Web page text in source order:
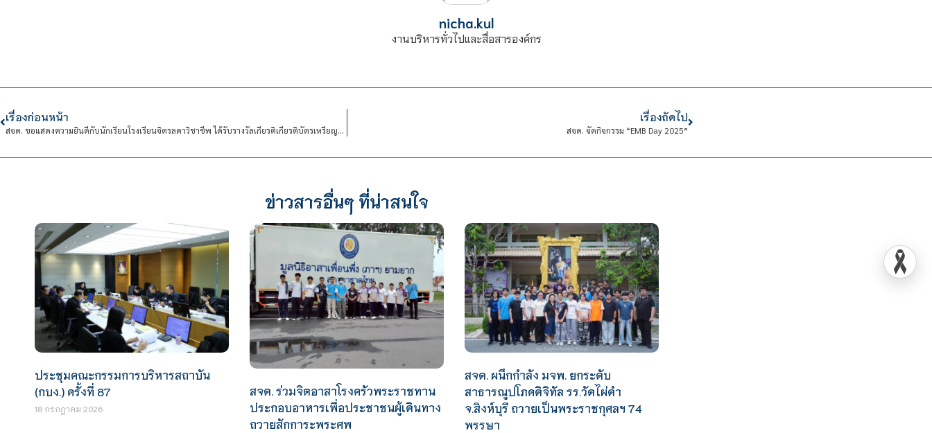
nicha.kul
งานบริหารทั่วไปและสื่อสารองค์กร
เรื่องก่อนหน้า
สจด. ขอแสดงความยินดีกับนักเรียนโรงเรียนจิตรลดาวิชาชีพ ได้รับรางวัลเกียรติเกียรติบัตรเหรียญเงิน การประกวดมารยาทไทย และการสมาคม
เรื่องถัดไป
สจด. จัดกิจกรรม “EMB Day 2025”
ข่าวสารอื่นๆ ที่น่าสนใจ
ประชุมคณะกรรมการบริหารสถาบัน
(กบง.) ครั้งที่ 87
18 กรกฎาคม 2026
สจด. ร่วมจิตอาสาโรงครัวพระราชทาน
ประกอบอาหารเพื่อประชาชนผู้เดินทาง
ถวายสักการะพระศพ
สจด. ผนึกกำลัง มจพ. ยกระดับ
สาธารณูปโภคดิจิทัล รร.วัดไผ่ดำ
จ.สิงห์บุรี ถวายเป็นพระราชกุศลฯ 74
พรรษา